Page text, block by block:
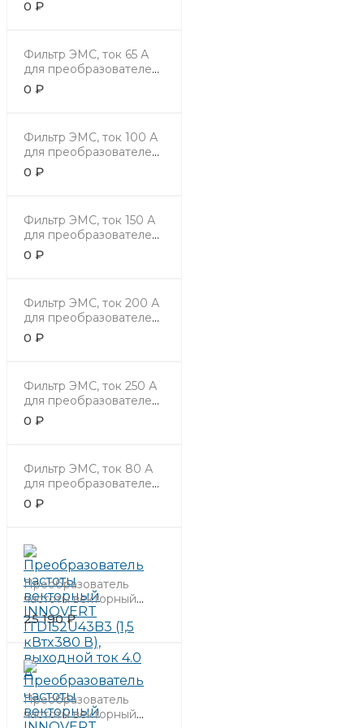
0 ₽
Фильтр ЭМС, ток 65 А
для преобразователей
30 кВт 380В.
0 ₽
Фильтр ЭМС, ток 100 А
для преобразователей
45 кВт 380В.
0 ₽
Фильтр ЭМС, ток 150 А
для преобразователей
55 кВт 380В.
0 ₽
Фильтр ЭМС, ток 200 А
для преобразователей
75-90 кВт 380В.
0 ₽
Фильтр ЭМС, ток 250 А
для преобразователей
110, 132 кВт 380В.
0 ₽
Фильтр ЭМС, ток 80 А
для преобразователей
37 кВт 380В.
0 ₽
Преобразователь
частоты векторный
INNOVERT
ITD152U43B3 (1,5
кВтx380 В), выходной
ток 4.0 А
25 190 ₽
Преобразователь
частоты векторный